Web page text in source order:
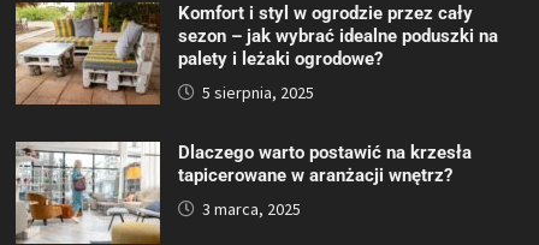
Komfort i styl w ogrodzie przez cały
sezon – jak wybrać idealne poduszki na
palety i leżaki ogrodowe?
5 sierpnia, 2025
Dlaczego warto postawić na krzesła
tapicerowane w aranżacji wnętrz?
3 marca, 2025